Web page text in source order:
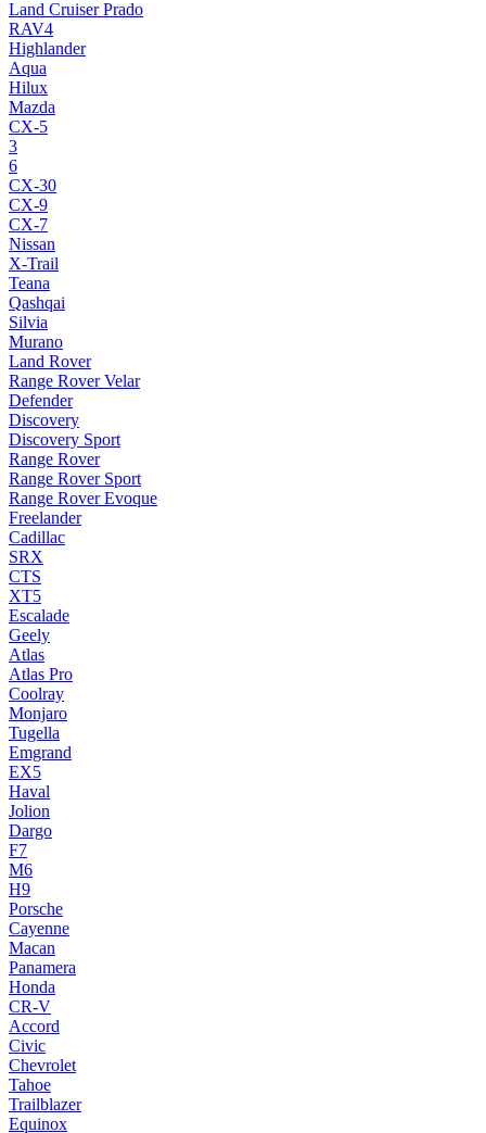
Land Cruiser Prado
RAV4
Highlander
Aqua
Hilux
Mazda
CX-5
3
6
CX-30
CX-9
CX-7
Nissan
X-Trail
Teana
Qashqai
Silvia
Murano
Land Rover
Range Rover Velar
Defender
Discovery
Discovery Sport
Range Rover
Range Rover Sport
Range Rover Evoque
Freelander
Cadillac
SRX
CTS
XT5
Escalade
Geely
Atlas
Atlas Pro
Coolray
Monjaro
Tugella
Emgrand
EX5
Haval
Jolion
Dargo
F7
M6
H9
Porsche
Cayenne
Macan
Panamera
Honda
CR-V
Accord
Civic
Chevrolet
Tahoe
Trailblazer
Equinox